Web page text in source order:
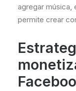
agregar música,
permite crear